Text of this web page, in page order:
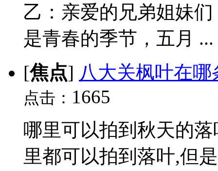
乙：亲爱的兄弟姐妹
是青春的季节，五月 ...
[焦点] 八大关枫叶在哪
点击： 1665
哪里可以拍到秋天的
里都可以拍到落叶,但